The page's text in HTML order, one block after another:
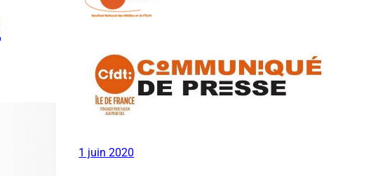
1 juin 2020